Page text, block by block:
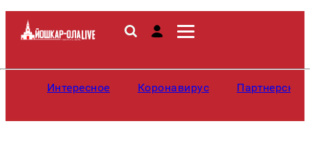
Интересное Коронавирус